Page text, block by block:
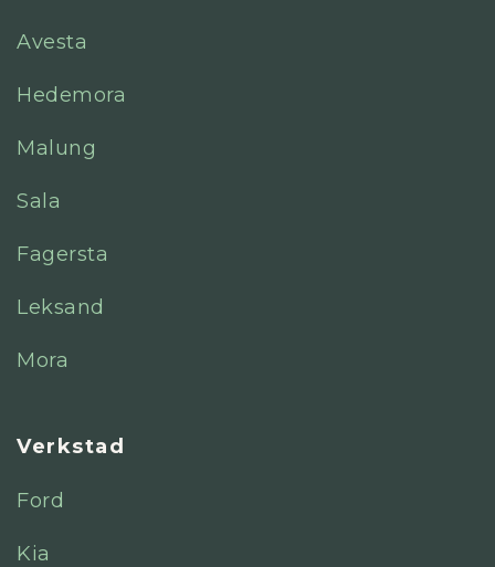
Avesta
Hedemora
Malung
Sala
Fagersta
Leksand
Mora
Verkstad
Ford
Kia